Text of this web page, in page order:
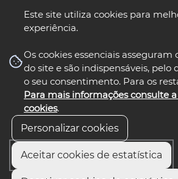
Este site utiliza cookies para
experiência.
Os cookies essenciais
do site e são indispensáveis, pelo
o seu consentimento. Para os
Para mais informações consulte
cookies.
Personalizar cookies
Aceitar cookies de estatística
nos
Início